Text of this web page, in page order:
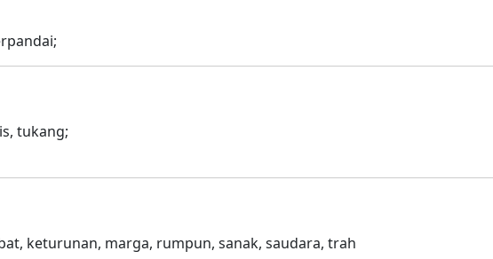
tukang;
keturunan, marga, rumpun, sanak, saudara, trah